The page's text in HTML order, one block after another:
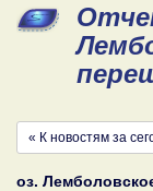
« К новостям за
оз.